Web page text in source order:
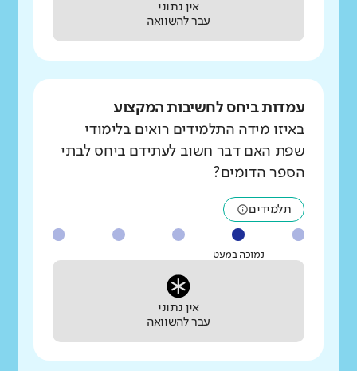
אין נתוני
עבר להשוואה
עמדות ביחס לחשיבות המקצוע
באיזו מידה התלמידים רואים בלימודי
שפת האם דבר חשוב לעתידם ביחס לבתי
הספר הדומים?
תלמידים
נמוכה במעט
אין נתוני
עבר להשוואה